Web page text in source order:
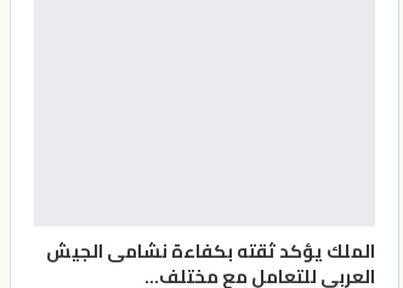
الملك يؤكد ثقته بكفاءة نشامى الجيش
العربي للتعامل مع مختلف…